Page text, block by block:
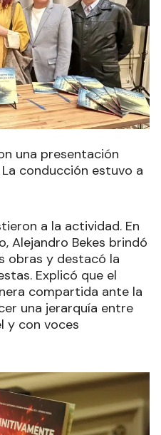
una presentación
La conducción estuvo a
a la actividad. En
Alejandro Bekes brindó
obras y destacó la
Explicó que el
compartida ante la
una jerarquía entre
y con voces